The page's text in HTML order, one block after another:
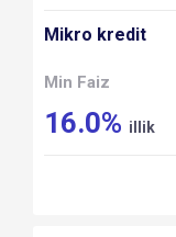
Mikro kredit
Min Faiz
16.0% illik